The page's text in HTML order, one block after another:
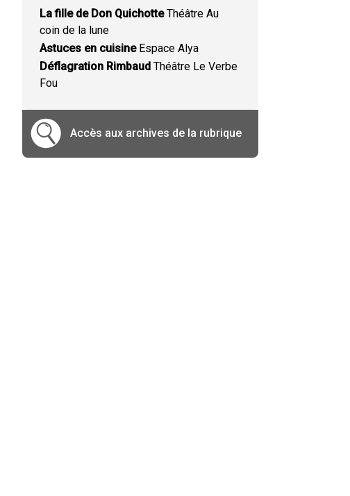
La fille de Don QuichotteThéâtre Au
coin de la lune
Astuces en cuisineEspace Alya
Déflagration Rimbaud Théâtre Le Verbe
Fou
Accès aux archives de la rubrique